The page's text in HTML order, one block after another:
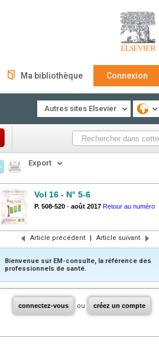
Ma bibliothèque Connexion
Autres sites Elsevier
Export
Vol 16 - N° 5-6
P. 508-520 - août 2017 Retour au numéro
Article précédent | Article suivant
Bienvenue sur EM-consulte, la référence des
professionnels de santé.
connectez-vous ou créez un compte